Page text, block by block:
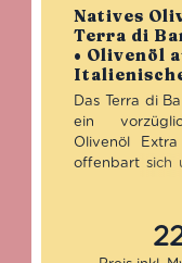
Natives
Terra di
• Olivenöl
Bewertet
Das Terra di
ein
Olivenöl
offenbart sich
gepaart mit
Das